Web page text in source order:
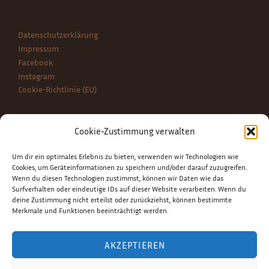
Cookie-Zustimmung verwalten
Um dir ein optimales Erlebnis zu bieten, verwenden wir Technologien wie
Cookies, um Geräteinformationen zu speichern und/oder darauf zuzugreifen.
Wenn du diesen Technologien zustimmst, können wir Daten wie das
Surfverhalten oder eindeutige IDs auf dieser Website verarbeiten. Wenn du
deine Zustimmung nicht erteilst oder zurückziehst, können bestimmte
Merkmale und Funktionen beeinträchtigt werden.
AKZEPTIEREN
Datenschutzerklärung
Impressum
Facebook
Instagram
Cookie-Richtlinie (EU)
BLOG NEWS
Be Chiqúe! – Musique et Style
Grüne Seele – Die Naturkosmetik Schmiede
Kolumne: Alfonso Bialetti, die Moka Express und das Percolator-
Prinzip
Der Ribbon Scarf vom Mützenmacher